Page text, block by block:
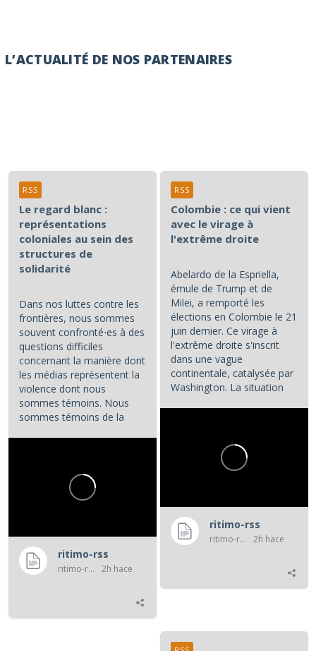
L’ACTUALITÉ DE NOS PARTENAIRES
Le regard blanc :
représentations
coloniales au sein des
structures de
solidarité
Dans nos luttes contre les
frontières, nous sommes
souvent confronté⋅es à des
questions difficiles
concernant la manière dont
les médias représentent la
violence dont nous
sommes témoins. Nous
sommes témoins de la
ritimo-rss
ritimo-rss 2h hace
RSS
Colombie : ce qui vient
avec le virage à
l'extrême droite
Abelardo de la Espriella,
émule de Trump et de
Milei, a remporté les
élections en Colombie le 21
juin dernier. Ce virage à
l'extrême droite s'inscrit
dans une vague
continentale, catalysée par
Washington. La situation
ritimo-rss
ritimo-rss 2h hace
RSS